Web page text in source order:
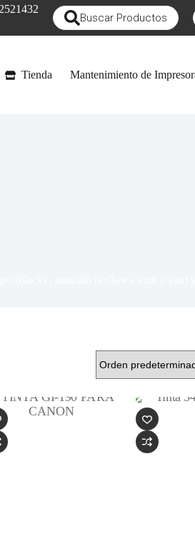
Buscar Productos
Tienda Mantenimiento de